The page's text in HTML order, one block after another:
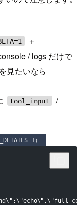
＋
/ logs だけで
見たいなら
tool_input /
）